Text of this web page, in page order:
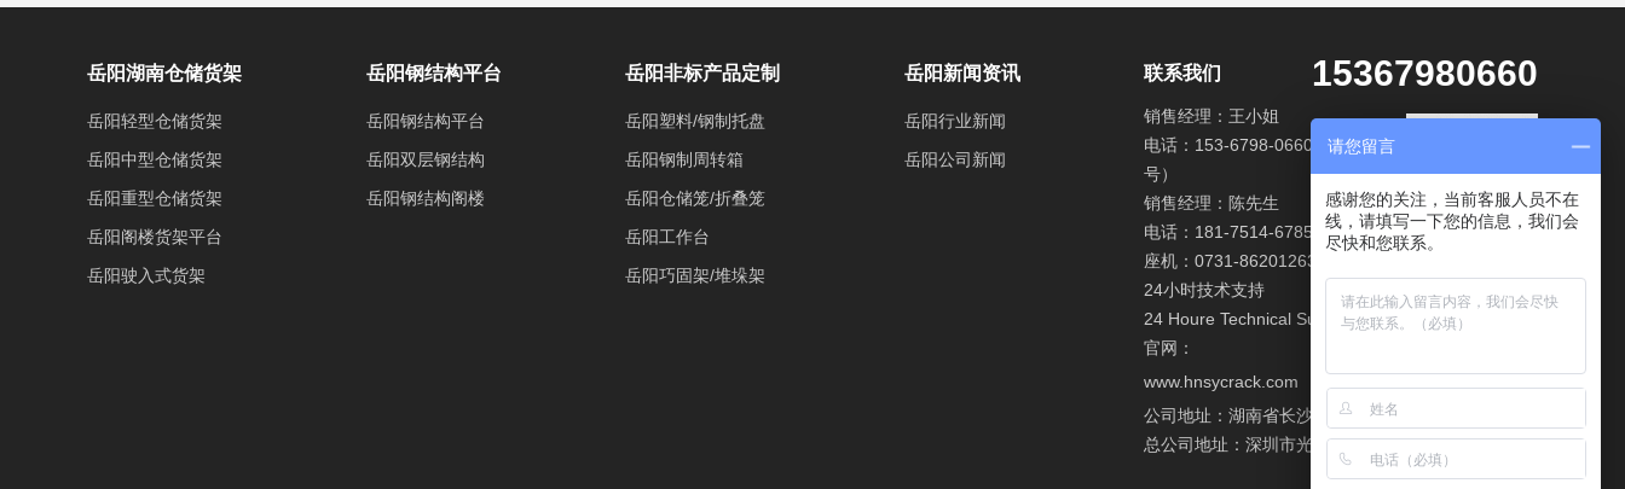
岳阳湖南仓储货架
岳阳轻型仓储货架
岳阳中型仓储货架
岳阳重型仓储货架
岳阳阁楼货架平台
岳阳驶入式货架
岳阳钢结构平台
岳阳钢结构平台
岳阳双层钢结构
岳阳钢结构阁楼
岳阳非标产品定制
岳阳塑料/钢制托盘
岳阳钢制周转箱
岳阳仓储笼/折叠笼
岳阳工作台
岳阳巧固架/堆垛架
岳阳新闻资讯
岳阳行业新闻
岳阳公司新闻
15367980660
联系我们
销售经理：王小姐
电话：153-6798-0660（微信同
号）
销售经理：陈先生
电话：181-7514-6785
座机：0731-86201263
24小时技术支持
24 Houre Technical Support
官网：
www.hnsycrack.com
公司地址：湖南省长沙县经开区东十路南段58号20栋
总公司地址：深圳市光明新区光明路洪湖村
请您留言
感谢您的关注，当前客服人员不在
线，请填写一下您的信息，我们会
尽快和您联系。